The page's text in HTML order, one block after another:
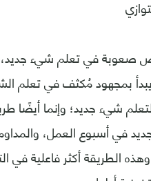
صعوبة في تعلم شيء جديد،
بمجهود مُكثف في تعلم
شيء جديد؛ وإنما أيضًا
في أسبوع العمل،
وهذه الطريقة أكثر فاعلية